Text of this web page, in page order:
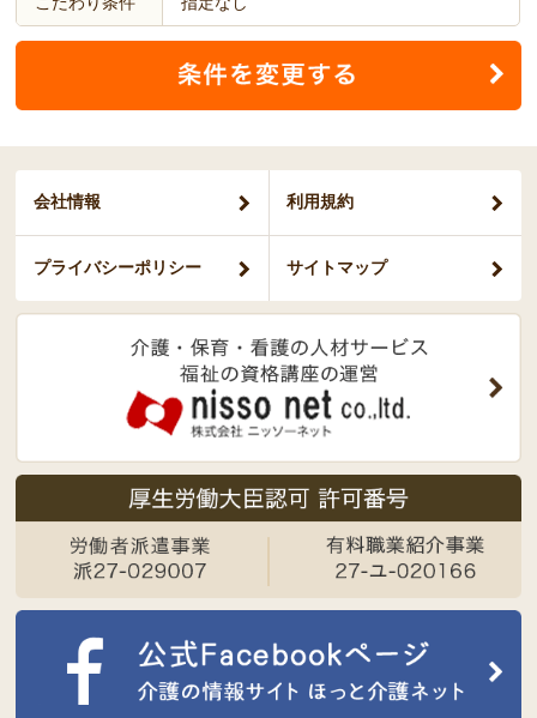
会社情報 利用規約
プライバシーポリシー サイトマップ